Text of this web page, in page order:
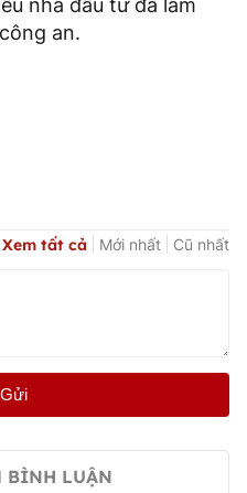
nhà đầu tư đã làm
an.
Xem tất cả Mới nhất Cũ nhất
Gửi
BÌNH LUẬN